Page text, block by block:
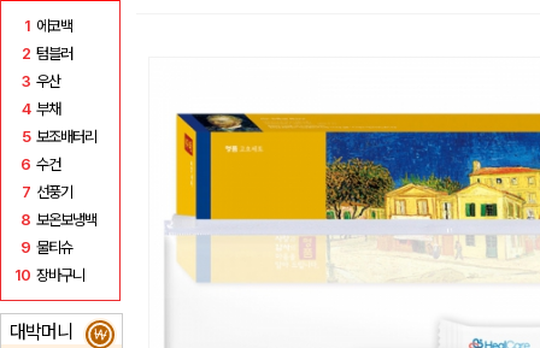
1 에코백
2 텀블러
3 우산
4 부채
5 보조배터리
6 수건
7 선풍기
8 보온보냉백
9 물티슈
10 장바구니
대박머니 ₩